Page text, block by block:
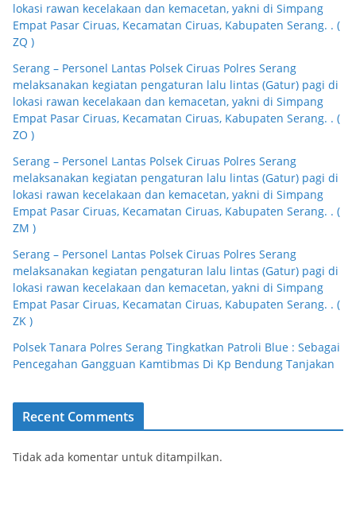
lokasi rawan kecelakaan dan kemacetan, yakni di Simpang
Empat Pasar Ciruas, Kecamatan Ciruas, Kabupaten Serang. . (
ZQ )
Serang – Personel Lantas Polsek Ciruas Polres Serang
melaksanakan kegiatan pengaturan lalu lintas (Gatur) pagi di
lokasi rawan kecelakaan dan kemacetan, yakni di Simpang
Empat Pasar Ciruas, Kecamatan Ciruas, Kabupaten Serang. . (
ZO )
Serang – Personel Lantas Polsek Ciruas Polres Serang
melaksanakan kegiatan pengaturan lalu lintas (Gatur) pagi di
lokasi rawan kecelakaan dan kemacetan, yakni di Simpang
Empat Pasar Ciruas, Kecamatan Ciruas, Kabupaten Serang. . (
ZM )
Serang – Personel Lantas Polsek Ciruas Polres Serang
melaksanakan kegiatan pengaturan lalu lintas (Gatur) pagi di
lokasi rawan kecelakaan dan kemacetan, yakni di Simpang
Empat Pasar Ciruas, Kecamatan Ciruas, Kabupaten Serang. . (
ZK )
Polsek Tanara Polres Serang Tingkatkan Patroli Blue : Sebagai
Pencegahan Gangguan Kamtibmas Di Kp Bendung Tanjakan
Recent Comments
Tidak ada komentar untuk ditampilkan.